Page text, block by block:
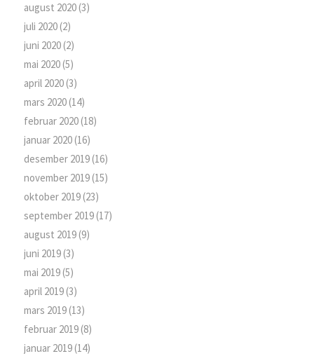
august 2020(3)
juli 2020(2)
juni 2020(2)
mai 2020(5)
april 2020(3)
mars 2020(14)
februar 2020(18)
januar 2020(16)
desember 2019(16)
november 2019(15)
oktober 2019(23)
september 2019(17)
august 2019(9)
juni 2019(3)
mai 2019(5)
april 2019(3)
mars 2019(13)
februar 2019(8)
januar 2019(14)